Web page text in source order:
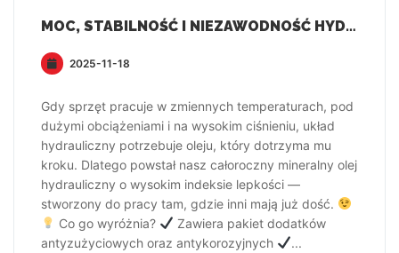
MOC, STABILNOŚĆ I NIEZAWODNOŚĆ HYDRAULIKI — PRZEZ CAŁY ROK!
2025-11-18
Gdy sprzęt pracuje w zmiennych temperaturach, pod
dużymi obciążeniami i na wysokim ciśnieniu, układ
hydrauliczny potrzebuje oleju, który dotrzyma mu
kroku. Dlatego powstał nasz całoroczny mineralny olej
hydrauliczny o wysokim indeksie lepkości —
stworzony do pracy tam, gdzie inni mają już dość.
Co go wyróżnia?
Zawiera pakiet dodatków
antyzużyciowych oraz antykorozyjnych
...